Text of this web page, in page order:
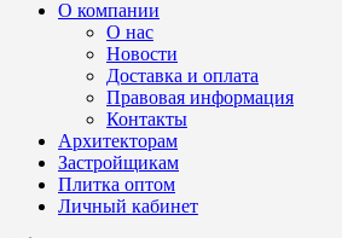
О компании
О нас
Новости
Доставка и оплата
Правовая информация
Контакты
Архитекторам
Застройщикам
Плитка оптом
Личный кабинет